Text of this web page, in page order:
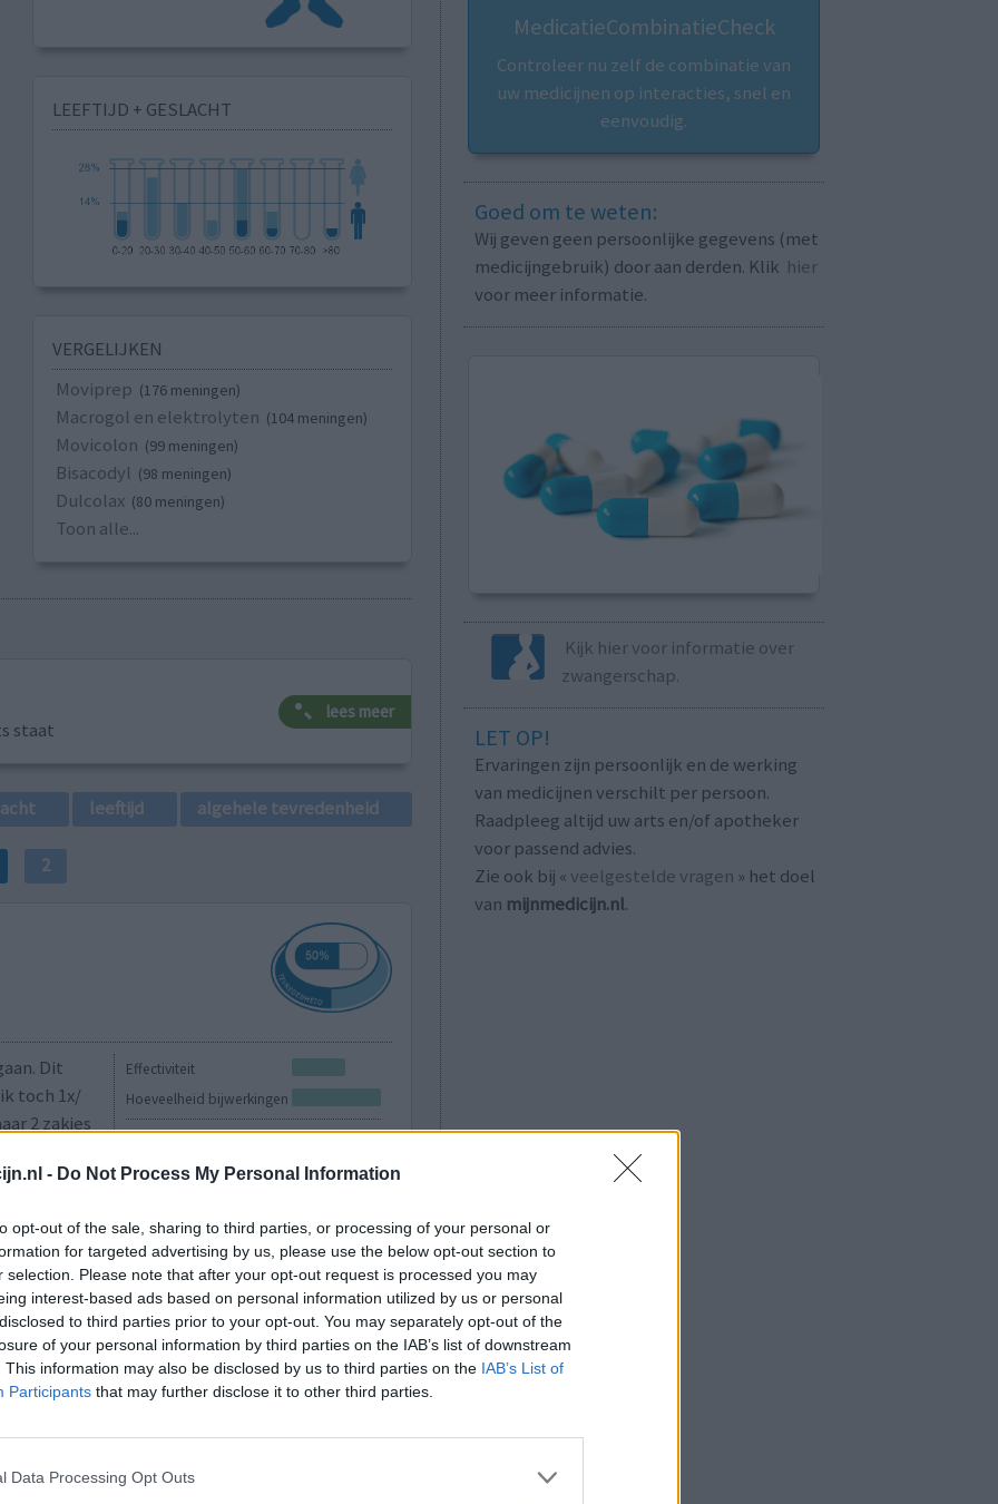
- Do Not Process My Personal Information
opt-out of the sale, sharing to third parties, or processing of your personal or
for targeted advertising by us, please use the below opt-out section to
selection. Please note that after your opt-out request is processed you may
interest-based ads based on personal information utilized by us or personal
to third parties prior to your opt-out. You may separately opt-out of the
of your personal information by third parties on the IAB’s list of downstream
This information may also be disclosed by us to third parties on the IAB’s List of
Participants that may further disclose it to other third parties.
Data Processing Opt Outs
LEEFTIJD + GESLACHT
VERGELIJKEN
Moviprep (176 meningen)
Macrogol en elektrolyten (104 meningen)
Movicolon (99 meningen)
Bisacodyl (98 meningen)
Dulcolax (80 meningen)
Toon alle...
staat
lees meer
leeftijd algehele tevredenheid
2
Effectiviteit
Hoeveelheid bijwerkingen
Bijwerkingen
buikpijn
opgeblazen buik
Dit
toch 1x/
2 zakjes
erop 6
er
0 reacties
MedicatieCombinatieCheck
Controleer nu zelf de combinatie van
uw medicijnen op interacties, snel en
eenvoudig.
Goed om te weten:
Wij geven geen persoonlijke gegevens (met
medicijngebruik) door aan derden. Klik hier
voor meer informatie.
Kijk hier voor informatie over
zwangerschap.
LET OP!
Ervaringen zijn persoonlijk en de werking
van medicijnen verschilt per persoon.
Raadpleeg altijd uw arts en/of apotheker
voor passend advies.
Zie ook bij « veelgestelde vragen » het doel
van mijnmedicijn.nl.